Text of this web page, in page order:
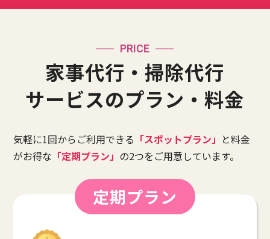
PRICE
家事代行・掃除代行
サービスのプラン・料金
気軽に1回からご利⽤できる 「スポットプラン」 と料⾦
がお得な 「定期プラン」 の2つをご用意しています。
定期プラン